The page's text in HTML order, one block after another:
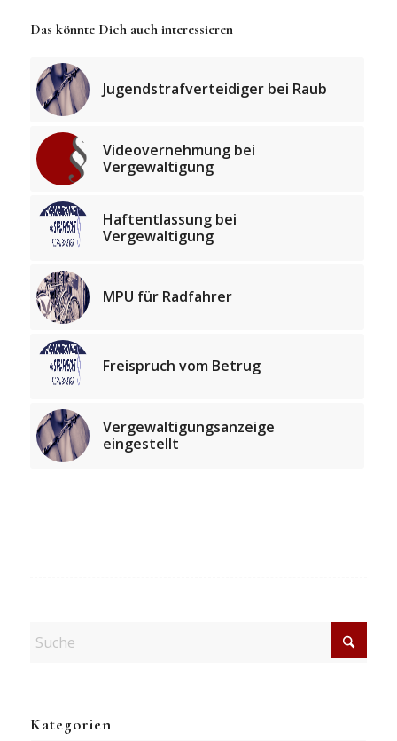
Das könnte Dich auch interessieren
Jugendstrafverteidiger bei Raub
Videovernehmung bei
Vergewaltigung
Haftentlassung bei
Vergewaltigung
MPU für Radfahrer
Freispruch vom Betrug
Vergewaltigungsanzeige
eingestellt
Kategorien